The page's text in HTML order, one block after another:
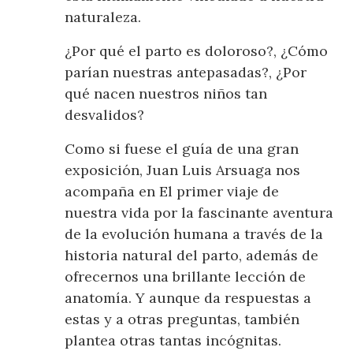
naturaleza.
¿Por qué el parto es doloroso?, ¿Cómo
parían nuestras antepasadas?, ¿Por
qué nacen nuestros niños tan
desvalidos?
Como si fuese el guía de una gran
exposición, Juan Luis Arsuaga nos
acompaña en El primer viaje de
nuestra vida por la fascinante aventura
de la evolución humana a través de la
historia natural del parto, además de
ofrecernos una brillante lección de
anatomía. Y aunque da respuestas a
estas y a otras preguntas, también
plantea otras tantas incógnitas.